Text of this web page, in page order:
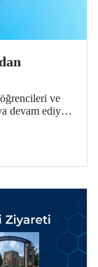
ve
devam ediyor.
devam